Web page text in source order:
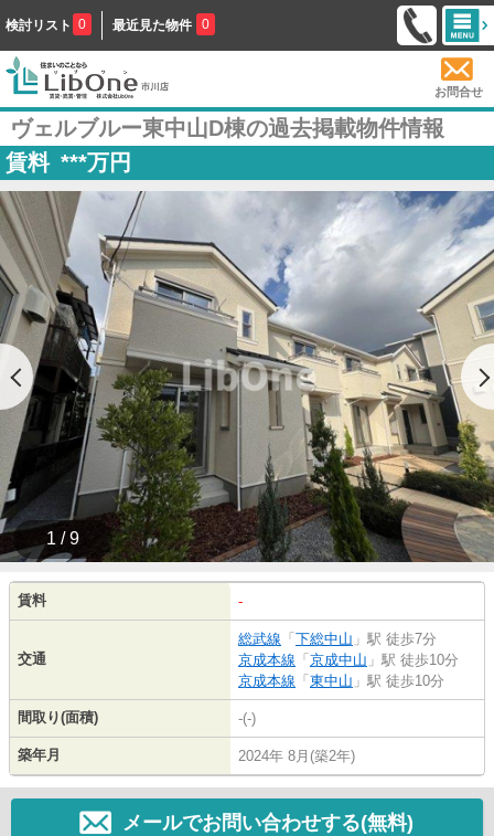
検討リスト 0 最近見た物件 0
お問合せ
ヴェルブルー東中山D棟の過去掲載物件情報
賃料 ***万円
1 / 9
賃料 -
交通
総武線 「 下総中山 」駅 徒歩7分
京成本線 「 京成中山 」駅 徒歩10分
京成本線 「 東中山 」駅 徒歩10分
間取り(面積) -(-)
築年月 2024年 8月(築2年)
メールでお問い合わせする(無料)